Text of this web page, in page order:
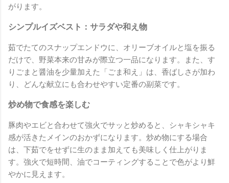
がります。
シンプルイズベスト：サラダや和え物
茹でたてのスナップエンドウに、オリーブオイルと塩を振る
だけで、野菜本来の甘みが際立つ一品になります。また、す
りごまと醤油を少量加えた「ごま和え」は、香ばしさが加わ
り、どんな献立にも合わせやすい定番の副菜です。
炒め物で食感を楽しむ
豚肉やエビと合わせて強火でサッと炒めると、シャキシャキ
感が活きたメインのおかずになります。炒め物にする場合
は、下茹でをせずに生のまま加えても美味しく仕上がりま
す。強火で短時間、油でコーティングすることで色がより鮮
やかに見えます。